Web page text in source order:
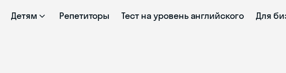
Детям Репетиторы Тест на уровень английского Для